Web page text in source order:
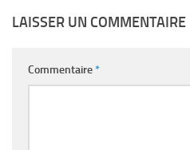
LAISSER UN COMMENTAIRE
Commentaire*